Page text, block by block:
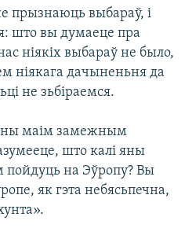
прызнаюць выбараў, і
што вы думаеце пра
ніякіх выбараў не было,
ніякага дачыненьня да
не зьбіраемся.
Яны маім замежным
што калі яны
пойдуць на Эўропу? Вы
як гэта небясьпечна,